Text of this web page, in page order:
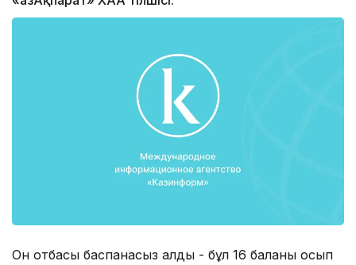
Он отбасы баспанасыз қалды - бұл 16 баланы қосып